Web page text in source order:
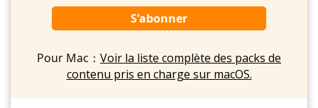
S'abonner
Pour Mac： Voir la liste complète des packs de
contenu pris en charge sur macOS.